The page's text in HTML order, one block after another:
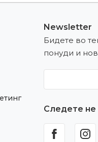
Newsletter
Бидете во
понуди и
Следете не